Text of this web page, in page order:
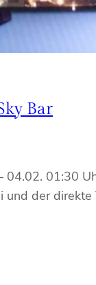
Bar
04.02.
der direkte